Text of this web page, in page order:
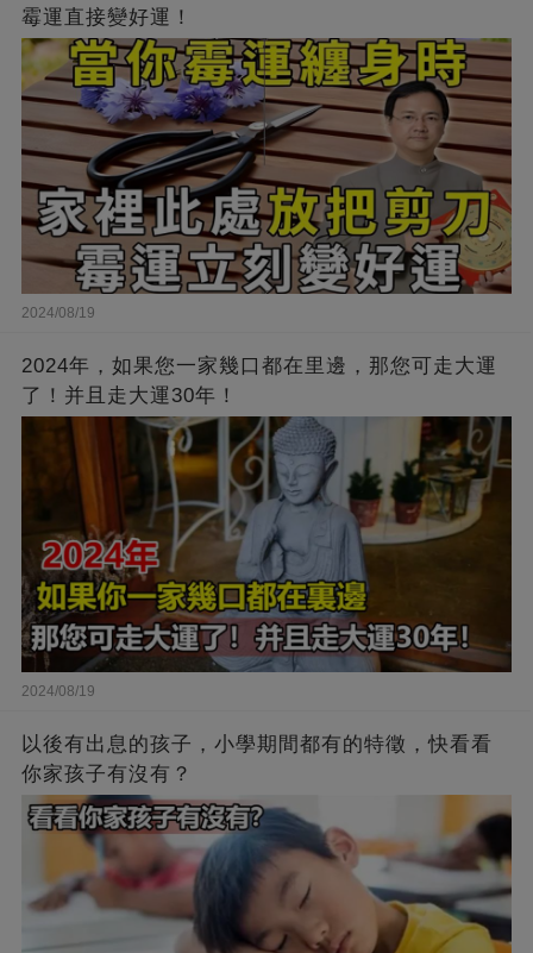
霉運直接變好運！
2024/08/19
2024年，如果您一家幾口都在里邊，那您可走大運
了！并且走大運30年！
2024/08/19
以後有出息的孩子，小學期間都有的特徵，快看看
你家孩子有沒有？